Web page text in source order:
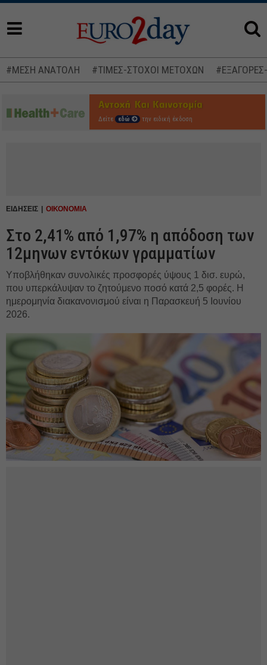
#ΜΕΣΗ ΑΝΑΤΟΛΗ #ΤΙΜΕΣ-ΣΤΟΧΟΙ ΜΕΤΟΧΩΝ
Δείτε εδώ την ειδική έκδοση
ΕΙΔΗΣΕΙΣ ΟΙΚΟΝΟΜΙΑ
Στο 2,41% από 1,97% η απόδοση των
12μηνων εντόκων γραμματίων
Υποβλήθηκαν συνολικές προσφορές ύψους 1 δισ. ευρώ,
που υπερκάλυψαν το ζητούμενο ποσό κατά 2,5 φορές. Η
ημερομηνία διακανονισμού είναι η Παρασκευή 5 Ιουνίου
2026.